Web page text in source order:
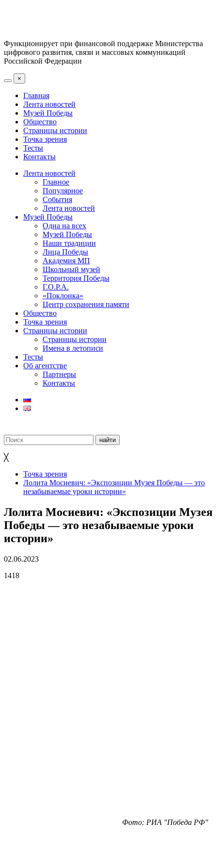
Функционирует при финансовой поддержке Министерства
цифрового развития, связи и массовых коммуникаций
Российской Федерации
×
Главная
Лента новостей
Музей Победы
Общество
Страницы истории
Точка зрения
Тесты
Контакты
Лента новостей
Главное
Популярное
События
Лента новостей
Музей Победы
Одна на всех
Музей Победы
Наши традиции
Лица Победы
Академия МП
Школьный музей
Территория Победы
Г.О.Р.А.
«Поклонка»
Центр сохранения памяти
Общество
Точка зрения
Страницы истории
Страницы истории
Имена в летописи
Тесты
Об агентстве
Партнеры
Контакты
╳
Точка зрения
Лолита Мосиевич: «Экспозиции Музея Победы — это
незабываемые уроки истории»
Лолита Мосиевич: «Экспозиции Музея
Победы — это незабываемые уроки
истории»
02.06.2023
1418
Фото: РИА "Победа РФ"